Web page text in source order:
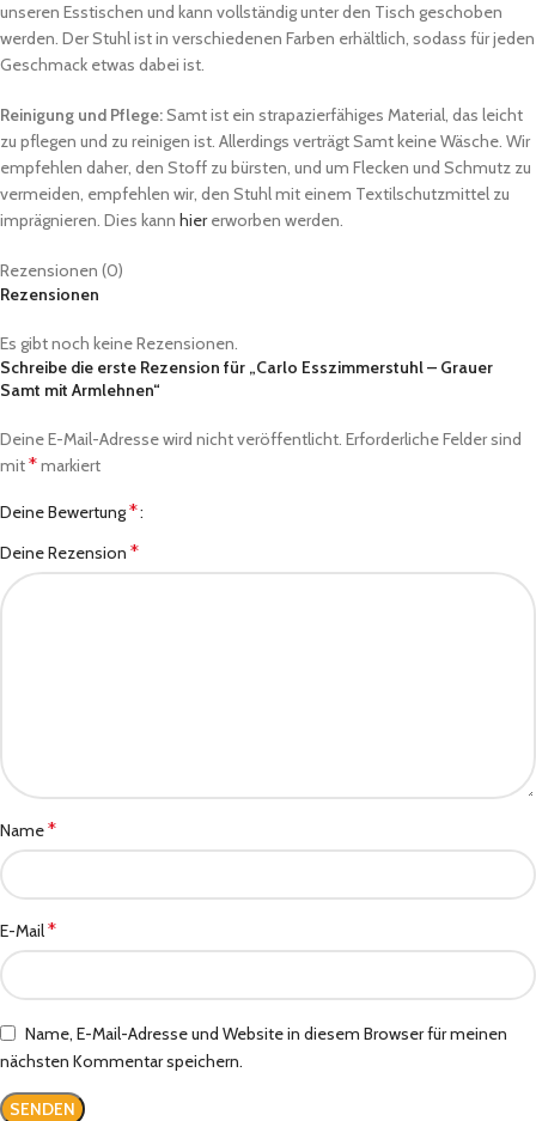
unseren Esstischen und kann vollständig unter den Tisch geschoben
werden. Der Stuhl ist in verschiedenen Farben erhältlich, sodass für jeden
Geschmack etwas dabei ist.
Reinigung und Pflege:Samt ist ein strapazierfähiges Material, das leicht
zu pflegen und zu reinigen ist. Allerdings verträgt Samt keine Wäsche. Wir
empfehlen daher, den Stoff zu bürsten, und um Flecken und Schmutz zu
vermeiden, empfehlen wir, den Stuhl mit einem Textilschutzmittel zu
imprägnieren. Dies kann hiererworben werden.
Rezensionen (0)
Rezensionen
Es gibt noch keine Rezensionen.
Schreibe die erste Rezension für „Carlo Esszimmerstuhl – Grauer
Samt mit Armlehnen“
Deine E-Mail-Adresse wird nicht veröffentlicht. Erforderliche Felder sind
mit*markiert
Deine Bewertung*
Deine Rezension *
Name*
E-Mail*
Name, E-Mail-Adresse und Website in diesem Browser für meinen
nächsten Kommentar speichern.